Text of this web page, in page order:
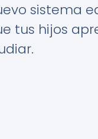
sistema
tus hijos